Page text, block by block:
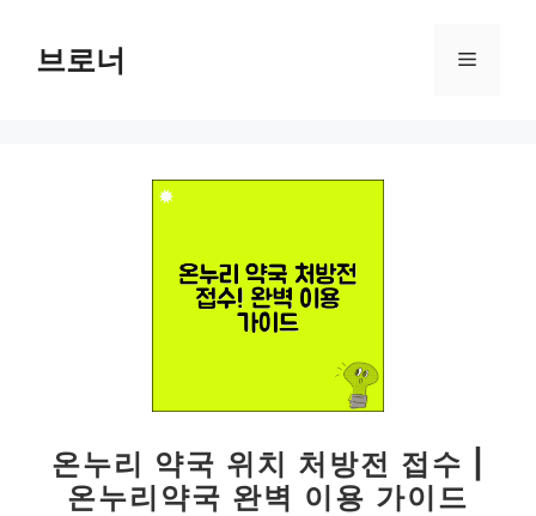
브로너 메
온누리 약국 위치 처방전 접수 |
온누리약국 완벽 이용 가이드